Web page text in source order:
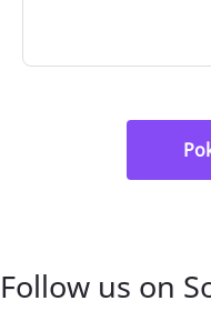
Follow us on